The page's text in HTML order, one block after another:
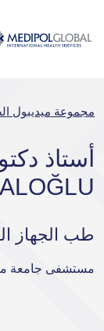
مجموعة ميديبول
طب الجهاز
مستشفى جامعة